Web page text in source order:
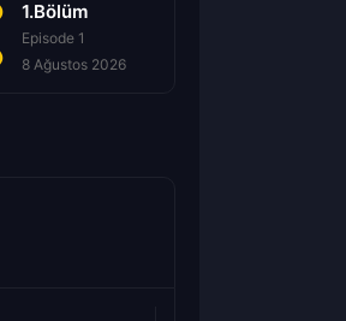
1.Bölüm
Episode 1
8 Ağustos 2026